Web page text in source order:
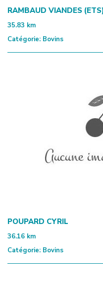
RAMBAUD VIANDES
35.83 km
Catégorie: Bovins
POUPARD CYRIL
36.16 km
Catégorie: Bovins